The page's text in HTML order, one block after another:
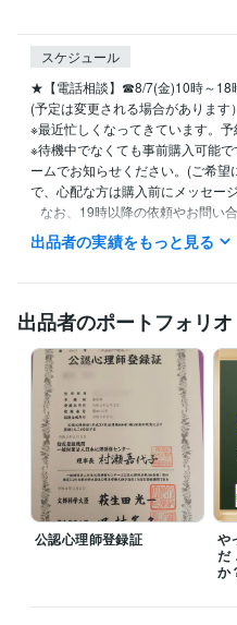
スケジュール
★【電話相談】☎8/7(金)10時～18
(予定は変更される場合があります）
※最近忙しくなってきています。予
※待機中でなくても事前購入可能
ームでお知らせください。(ご希
で、心配な方は購入前にメッセー
   翌日以降になることがありますので
   ご了承ください。
ただし事前にご相談いただけれ
安心下さい。
■その他の曜日につきましては
原則午前９時～午後９時までの
■なお、午前9時〜午後7時までは
この時間帯は多少ご返答が遅れ
ただし事前にご相談いただけれ
安心下さい。
■購入前に気になることなどがご
出品者の実績をもっと見る
出品者のポートフォリオ
公認心理師登録証
や
だ
か